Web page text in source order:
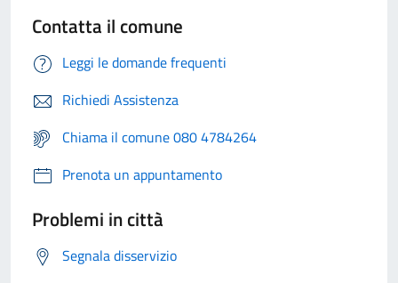
Contatta il comune
Leggi le domande frequenti
Richiedi Assistenza
Chiama il comune 080 4784264
Prenota un appuntamento
Problemi in città
Segnala disservizio